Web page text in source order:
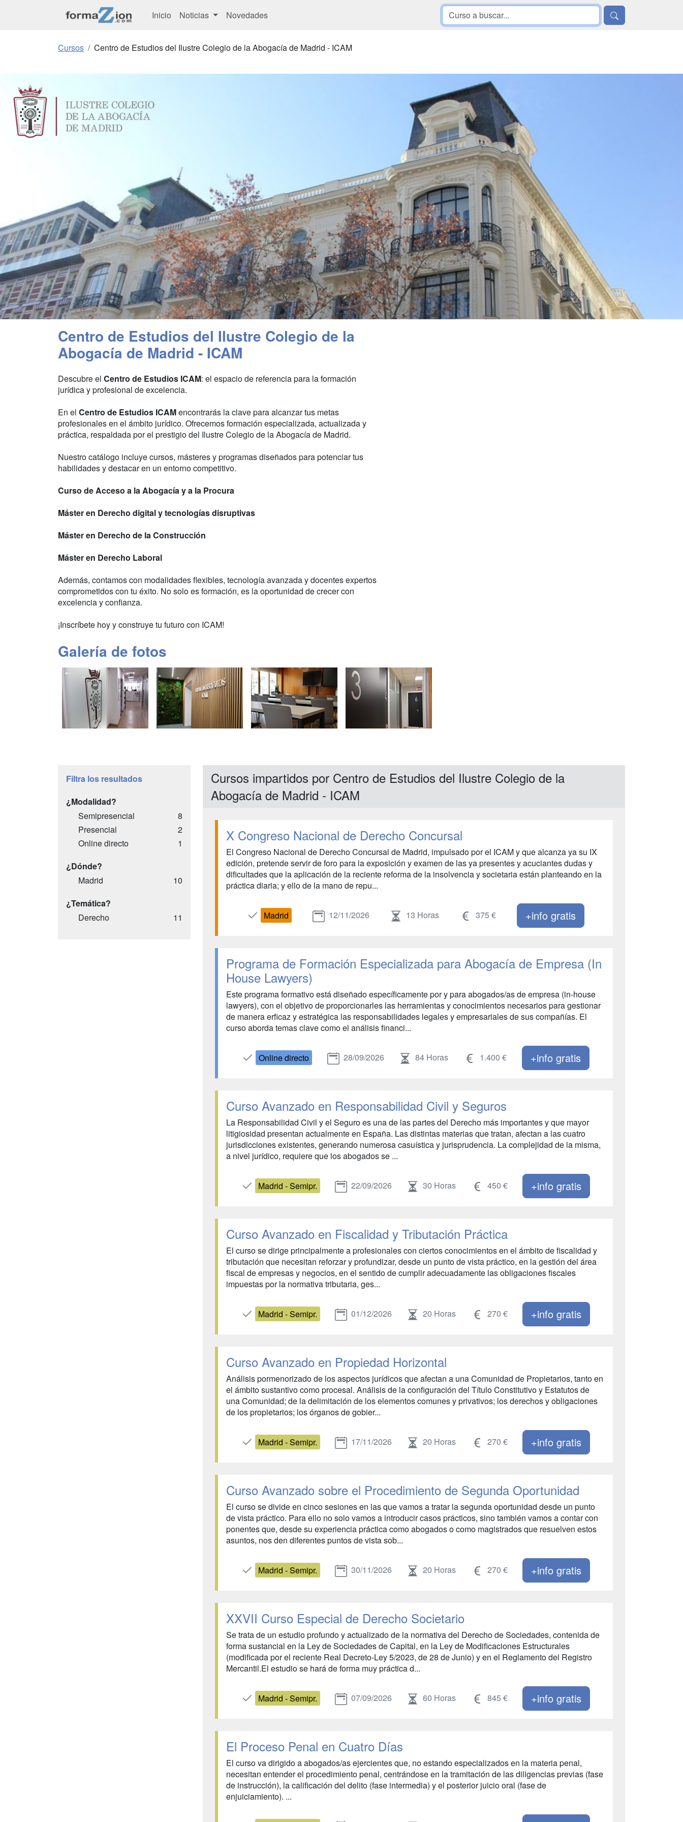
Inicio Noticias Novedades
Cursos Centro de Estudios del Ilustre Colegio de la Abogacía de Madrid - ICAM
Centro de Estudios del Ilustre Colegio de la
Abogacía de Madrid - ICAM
Descubre el Centro de Estudios ICAM: el espacio de referencia para la formación
jurídica y profesional de excelencia.
En el Centro de Estudios ICAMencontrarás la clave para alcanzar tus metas
profesionales en el ámbito jurídico. Ofrecemos formación especializada, actualizada y
práctica, respaldada por el prestigio del Ilustre Colegio de la Abogacía de Madrid.
Nuestro catálogo incluye cursos, másteres y programas diseñados para potenciar tus
habilidades y destacar en un entorno competitivo.
Curso de Acceso a la Abogacía y a la Procura
Máster en Derecho digital y tecnologías disruptivas
Máster en Derecho de la Construcción
Máster en Derecho Laboral
Además, contamos con modalidades flexibles, tecnología avanzada y docentes expertos
comprometidos con tu éxito. No solo es formación, es la oportunidad de crecer con
excelencia y confianza.
¡Inscríbete hoy y construye tu futuro con ICAM!
Galería de fotos
Filtra los resultados
¿Modalidad?
Semipresencial
8
Presencial
2
Online directo
1
¿Dónde?
Madrid
10
¿Temática?
Derecho
11
Cursos impartidos por Centro de Estudios del Ilustre Colegio de la
Abogacía de Madrid - ICAM
X Congreso Nacional de Derecho Concursal
El Congreso Nacional de Derecho Concursal de Madrid, impulsado por el ICAM y que alcanza ya su IX
edición, pretende servir de foro para la exposición y examen de las ya presentes y acuciantes dudas y
dificultades que la aplicación de la reciente reforma de la insolvencia y societaria están planteando en la
práctica diaria; y ello de la mano de repu...
Madrid 12/11/2026 13 Horas 375 € +info gratis
Programa de Formación Especializada para Abogacía de Empresa (In
House Lawyers)
Este programa formativo está diseñado específicamente por y para abogados/as de empresa (in-house
lawyers), con el objetivo de proporcionarles las herramientas y conocimientos necesarios para gestionar
de manera erficaz y estratégica las responsabilidades legales y empresariales de sus compañías. El
curso aborda temas clave como el análisis financi...
Online directo 28/09/2026 84 Horas 1.400 € +info gratis
Curso Avanzado en Responsabilidad Civil y Seguros
La Responsabilidad Civil y el Seguro es una de las partes del Derecho más importantes y que mayor
litigiosidad presentan actualmente en España. Las distintas materias que tratan, afectan a las cuatro
jurisdicciones existentes, generando numerosa casuística y jurisprudencia. La complejidad de la misma,
a nivel jurídico, requiere que los abogados se ...
Madrid - Semipr. 22/09/2026 30 Horas 450 € +info gratis
Curso Avanzado en Fiscalidad y Tributación Práctica
El curso se dirige principalmente a profesionales con ciertos conocimientos en el ámbito de fiscalidad y
tributación que necesitan reforzar y profundizar, desde un punto de vista práctico, en la gestión del área
fiscal de empresas y negocios, en el sentido de cumplir adecuadamente las obligaciones fiscales
impuestas por la normativa tributaria, ges...
Madrid - Semipr. 01/12/2026 20 Horas 270 € +info gratis
Curso Avanzado en Propiedad Horizontal
Análisis pormenorizado de los aspectos jurídicos que afectan a una Comunidad de Propietarios, tanto en
el ámbito sustantivo como procesal. Análisis de la configuración del Título Constitutivo y Estatutos de
una Comunidad; de la delimitación de los elementos comunes y privativos; los derechos y obligaciones
de los propietarios; los órganos de gobier...
Madrid - Semipr. 17/11/2026 20 Horas 270 € +info gratis
Curso Avanzado sobre el Procedimiento de Segunda Oportunidad
El curso se divide en cinco sesiones en las que vamos a tratar la segunda oportunidad desde un punto
de vista práctico. Para ello no solo vamos a introducir casos prácticos, sino también vamos a contar con
ponentes que, desde su experiencia práctica como abogados o como magistrados que resuelven estos
asuntos, nos den diferentes puntos de vista sob...
Madrid - Semipr. 30/11/2026 20 Horas 270 € +info gratis
XXVII Curso Especial de Derecho Societario
Se trata de un estudio profundo y actualizado de la normativa del Derecho de Sociedades, contenida de
forma sustancial en la Ley de Sociedades de Capital, en la Ley de Modificaciones Estructurales
(modificada por el reciente Real Decreto-Ley 5/2023, de 28 de Junio) y en el Reglamento del Registro
Mercantil.El estudio se hará de forma muy práctica d...
Madrid - Semipr. 07/09/2026 60 Horas 845 € +info gratis
El Proceso Penal en Cuatro Días
El curso va dirigido a abogados/as ejercientes que, no estando especializados en la materia penal,
necesitan entender el procedimiento penal, centrándose en la tramitación de las diligencias previas (fase
de instrucción), la calificación del delito (fase intermedia) y el posterior juicio oral (fase de
enjuiciamiento). ...